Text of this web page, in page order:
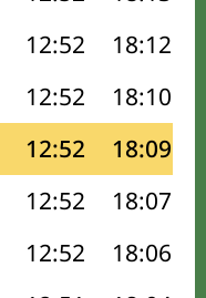
12:52 18:12
12:52 18:10
12:52 18:09
12:52 18:07
12:52 18:06